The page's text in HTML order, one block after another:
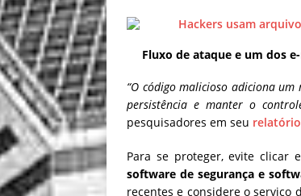
Fluxo de ataque e um dos
“O código malicioso adiciona
persistência e manter o
pesquisadores em seu relatório
Para se proteger, evite clicar
software de segurança e
recentes e considere o serviço